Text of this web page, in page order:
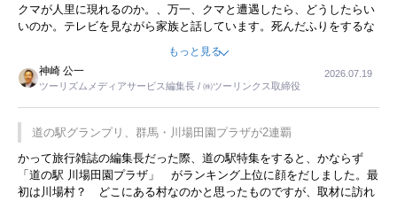
クマが人里に現れるのか。、万一、クマと遭遇したら、どうしたらい
いのか。テレビを見ながら家族と話しています。死んだふりをするな
んてことは、冗談でもいえません。そんな中で、この企画展はタイム
もっと見る
神崎 公一
ツーリズムメディアサービス編集長 / ㈱ツーリンクス取締役
2026.07.19
道の駅グランプリ、群馬・川場田園プラザが2連覇
かって旅行雑誌の編集長だった際、道の駅特集をすると、かならず
「道の駅 川場田園プラザ」 がランキング上位に顔をだしました。最
初は川場村？ どこにある村なのかと思ったものですが、取材に訪れ